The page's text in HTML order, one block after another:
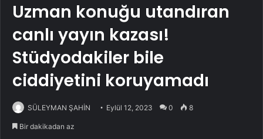
Uzman konuğu utandıran
canlı yayın kazası!
Stüdyodakiler bile
ciddiyetini koruyamadı
SÜLEYMAN ŞAHİN Eylül 12, 2023 0 8
Bir dakikadan az